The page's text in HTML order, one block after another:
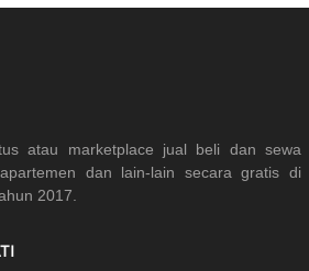
atau marketplace jual beli dan sewa
dan lain-lain secara gratis di
2017.